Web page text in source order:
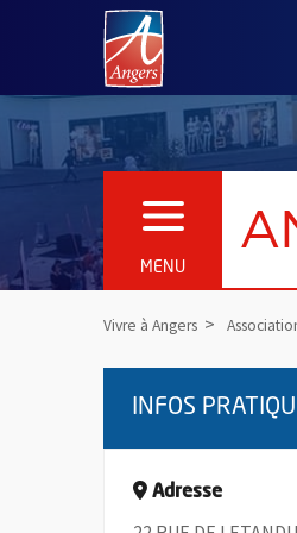
Angers.fr :
MENU
OUVRIR LE MENU
Vivre à Angers
INFOS
Adresse